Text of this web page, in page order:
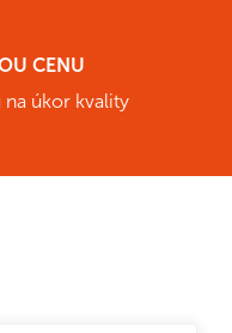
CENU
na úkor kvality